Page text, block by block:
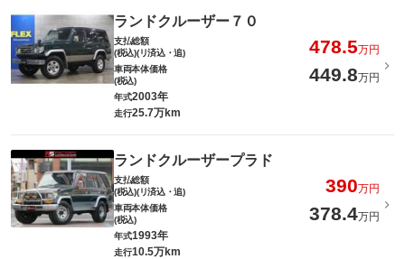
ランドクルーザー７０
支払総額
(税込)(リ済込・追)
478.5万円
車両本体価格
(税込)
449.8万円
年式2003年
走行25.7万km
ランドクルーザープラド
支払総額
(税込)(リ済込・追)
390万円
車両本体価格
(税込)
378.4万円
年式1993年
走行10.5万km